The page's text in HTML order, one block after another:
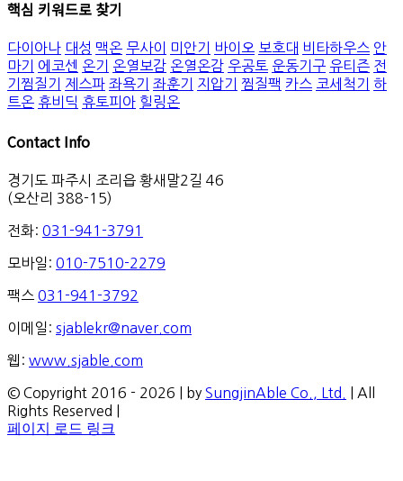
핵심 키워드로 찾기
다이아나 대성 맥온 무사이 미안기 바이오 보호대 비타하우스 안
마기
에코센 온기 온열보감 온열온감 우공토 운동기구 유티즌 전
기찜질기
제스파 좌욕기 좌훈기 지압기 찜질팩 카스 코세척기
하
트온 휴비딕 휴토피아 힐링온
Contact Info
경기도 파주시 조리읍 황새말2길 46
(오산리 388-15)
전화: 031-941-3791
모바일: 010-7510-2279
팩스 031-941-3792
이메일: sjablekr@naver.com
웹: www.sjable.com
© Copyright 2016 - 2026 | by SungjinAble Co., Ltd.
| All
Rights Reserved |
Facebook
페이지 로드 링크